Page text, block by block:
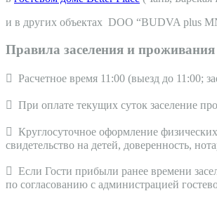
и в других объектах DOO “BUDVA plus
Правила заселения и
 Расчетное время 11:00 (выезд до 11:00;
 При оплате текущих суток заселение
 Круглосуточное оформление
свидетельство на детей, доверенность,
 Если Гости прибыли ранее времени
по согласованию с администрацией